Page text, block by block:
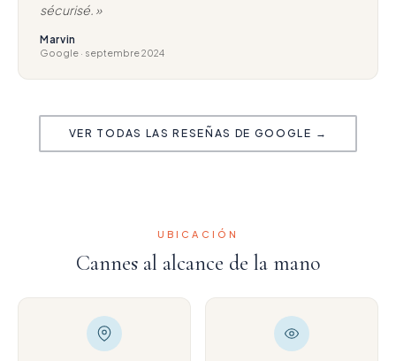
sécurisé. »
Marvin
Google · septembre 2024
VER TODAS LAS RESEÑAS DE GOOGLE →
UBICACIÓN
Cannes al alcance de la mano